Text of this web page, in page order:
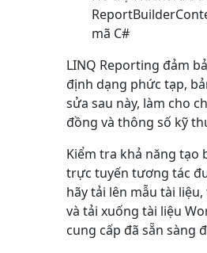
mã C#
LINQ Reporting đảm
định dạng phức tạp,
sửa sau này, làm cho
đồng và thông số kỹ
Kiểm tra khả năng
trực tuyến tương tác
hãy tải lên mẫu tài liệu,
và tải xuống tài liệu
cung cấp đã sẵn sàng